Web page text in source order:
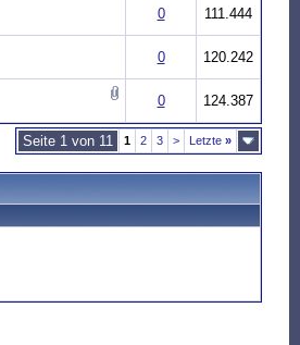
0 111.444
0 120.242
0 124.387
Seite 1 von 11 1 2 3 > Letzte »